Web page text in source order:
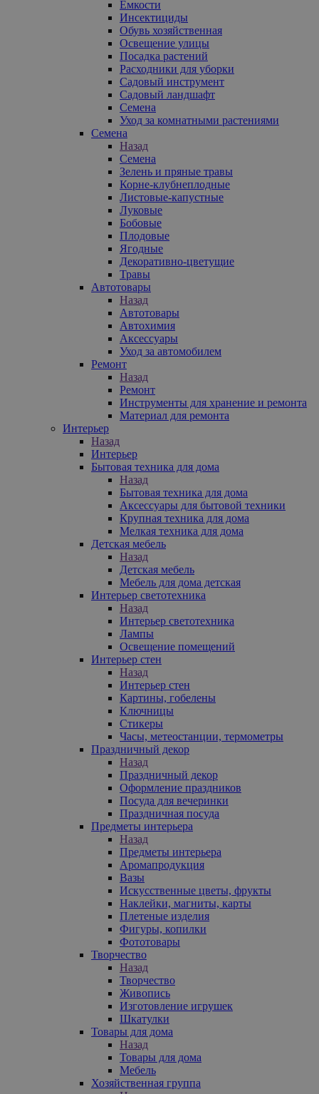
Емкости
Инсектициды
Обувь хозяйственная
Освещение улицы
Посадка растений
Расходники для уборки
Садовый инструмент
Садовый ландшафт
Семена
Уход за комнатными растениями
Семена
Назад
Семена
Зелень и пряные травы
Корне-клубнеплодные
Листовые-капустные
Луковые
Бобовые
Плодовые
Ягодные
Декоративно-цветущие
Травы
Автотовары
Назад
Автотовары
Автохимия
Аксессуары
Уход за автомобилем
Ремонт
Назад
Ремонт
Инструменты для хранение и ремонта
Материал для ремонта
Интерьер
Назад
Интерьер
Бытовая техника для дома
Назад
Бытовая техника для дома
Аксессуары для бытовой техники
Крупная техника для дома
Мелкая техника для дома
Детская мебель
Назад
Детская мебель
Мебель для дома детская
Интерьер светотехника
Назад
Интерьер светотехника
Лампы
Освещение помещений
Интерьер стен
Назад
Интерьер стен
Картины, гобелены
Ключницы
Стикеры
Часы, метеостанции, термометры
Праздничный декор
Назад
Праздничный декор
Оформление праздников
Посуда для вечеринки
Праздничная посуда
Предметы интерьера
Назад
Предметы интерьера
Аромапродукция
Вазы
Искусственные цветы, фрукты
Наклейки, магниты, карты
Плетеные изделия
Фигуры, копилки
Фототовары
Творчество
Назад
Творчество
Живопись
Изготовление игрушек
Шкатулки
Товары для дома
Назад
Товары для дома
Мебель
Хозяйственная группа